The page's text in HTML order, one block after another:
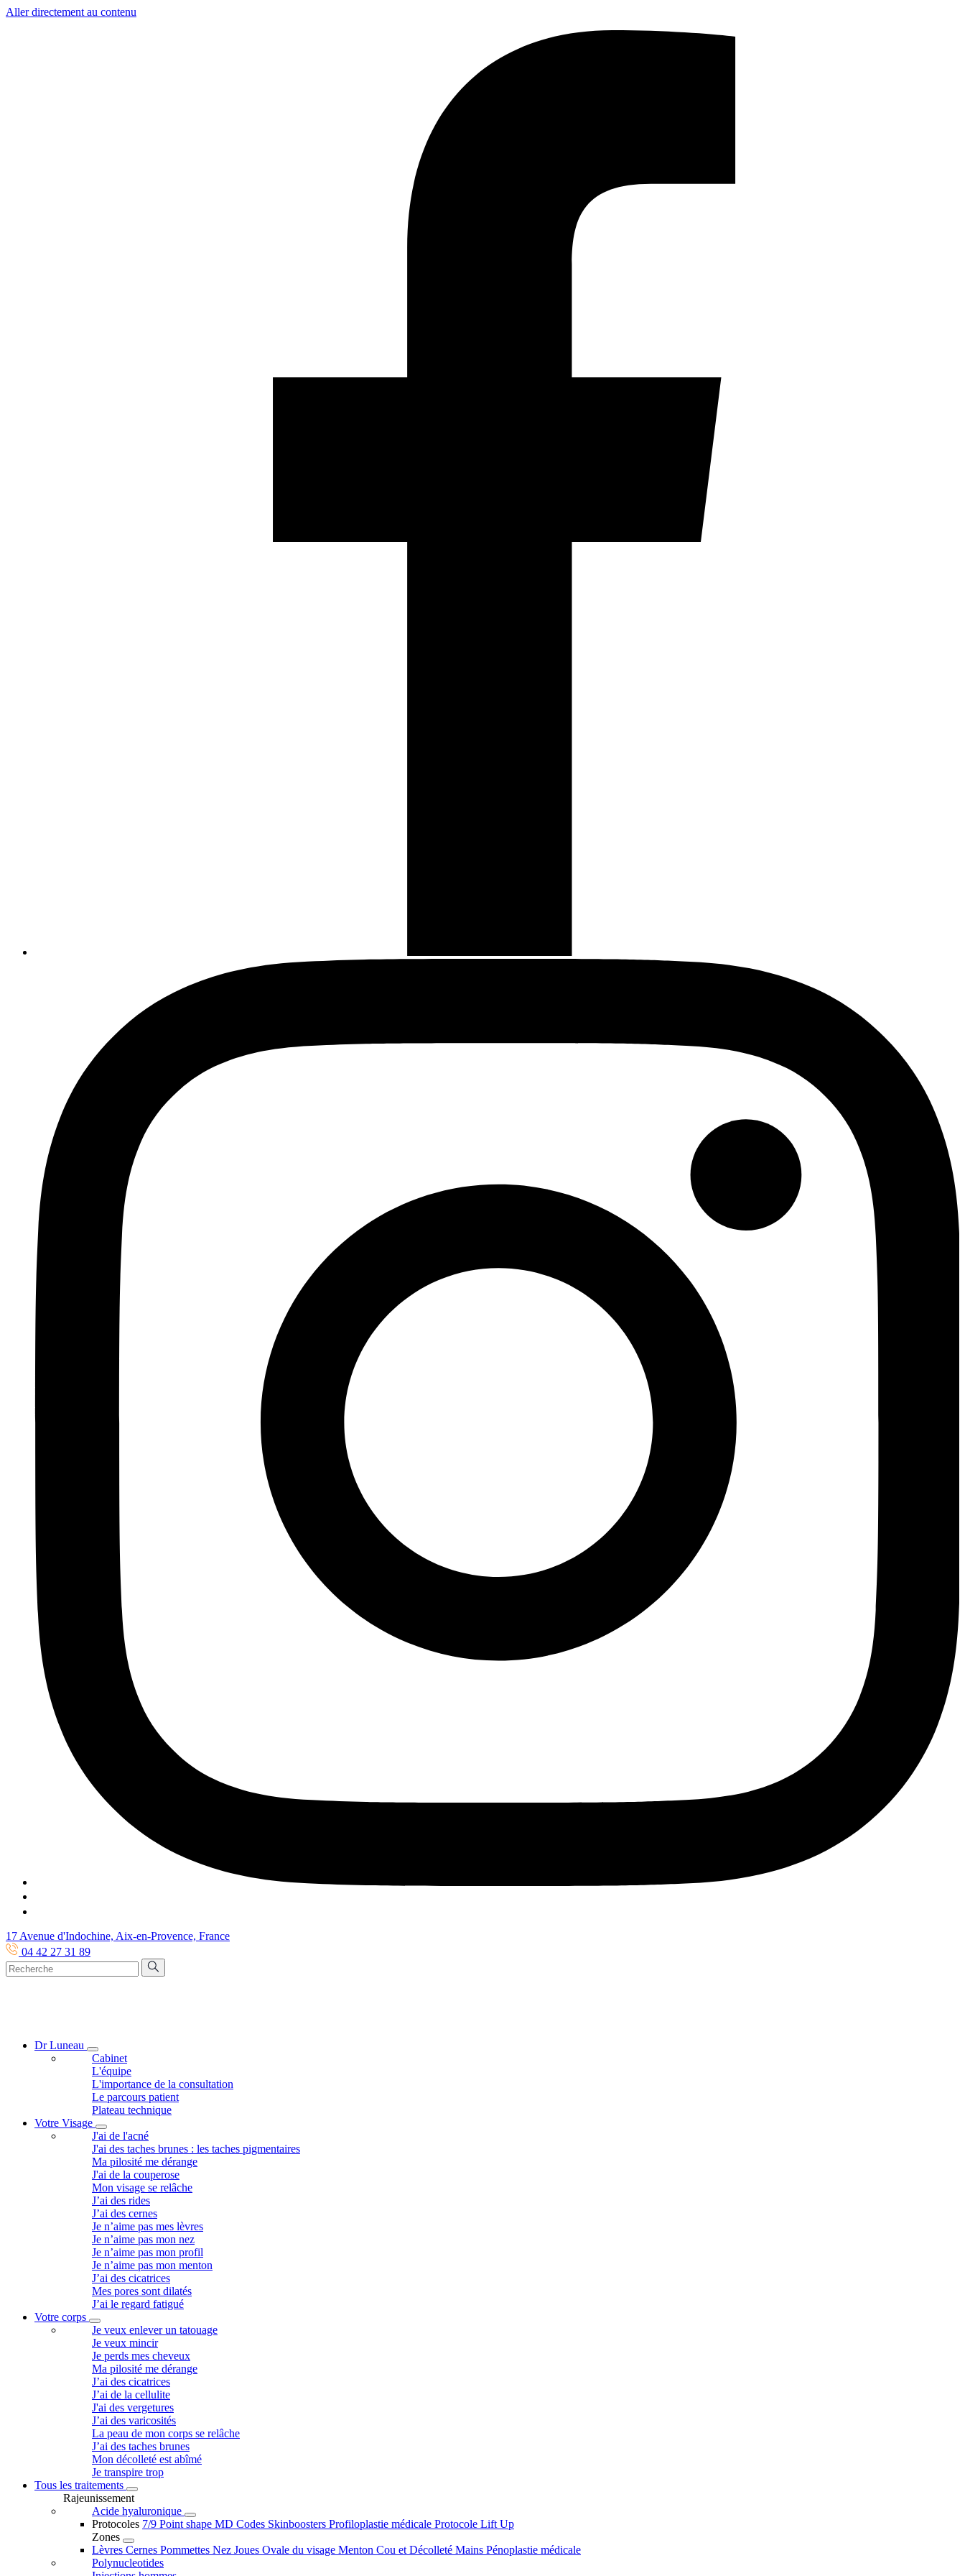
Aller directement au contenu
17 Avenue d'Indochine, Aix-en-Provence, France
04 42 27 31 89
Dr Luneau
Cabinet
L'équipe
L'importance de la consultation
Le parcours patient
Plateau technique
Votre Visage
J'ai de l'acné
J'ai des taches brunes : les taches pigmentaires
Ma pilosité me dérange
J'ai de la couperose
Mon visage se relâche
J’ai des rides
J’ai des cernes
Je n’aime pas mes lèvres
Je n’aime pas mon nez
Je n’aime pas mon profil
Je n’aime pas mon menton
J’ai des cicatrices
Mes pores sont dilatés
J’ai le regard fatigué
Votre corps
Je veux enlever un tatouage
Je veux mincir
Je perds mes cheveux
Ma pilosité me dérange
J’ai des cicatrices
J’ai de la cellulite
J'ai des vergetures
J’ai des varicosités
La peau de mon corps se relâche
J’ai des taches brunes
Mon décolleté est abîmé
Je transpire trop
Tous les traitements
Rajeunissement
Acide hyaluronique
Protocoles 7/9 Point shape MD Codes Skinboosters Profiloplastie médicale Protocole Lift Up
Zones
Lèvres Cernes Pommettes Nez Joues Ovale du visage Menton Cou et Décolleté Mains Pénoplastie médicale
Polynucleotides